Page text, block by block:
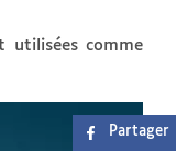
utilisées comme
Partager